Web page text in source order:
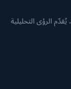
الرؤى التحليلية